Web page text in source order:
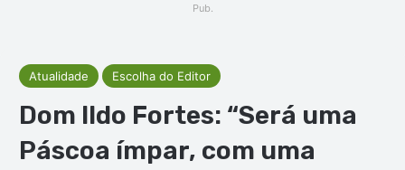
Pub.
Atualidade Escolha do Editor
Dom Ildo Fortes: “Será uma
Páscoa ímpar, com uma